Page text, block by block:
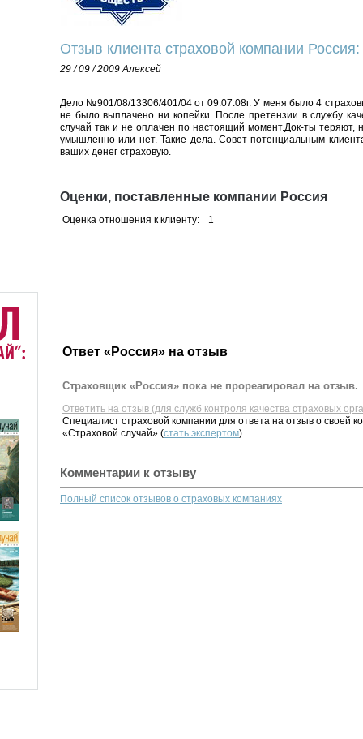
Отзыв клиента страховой компании
29 / 09 / 2009Алексей
Дело №901/08/13306/401/04 от 09.07.08г. У меня было 4
не было выплачено ни копейки. После претензии в службу
случай так и не оплачен по настоящий момент.Док-ты теряют,
умышленно или нет. Такие дела. Совет потенциальным
ваших денег страховую.
Оценки, поставленные компании Россия
Оценка отношения к клиенту: 1
Ответ «Россия» на отзыв
Страховщик «Россия» пока не прореагировал на отзыв.
Ответить на отзыв (для служб контроля качества страховых
Специалист страховой компании для ответа на отзыв о своей
«Страховой случай» (стать экспертом).
Комментарии к отзыву
Полный список отзывов о страховых компаниях